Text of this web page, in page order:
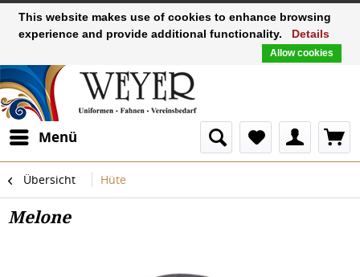
Menü
Übersicht Hüte
Melone
This website makes use of cookies to enhance browsing
experience and provide additional functionality.
Details
Allow cookies